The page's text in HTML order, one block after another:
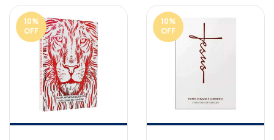
10%
OFF
10%
OFF